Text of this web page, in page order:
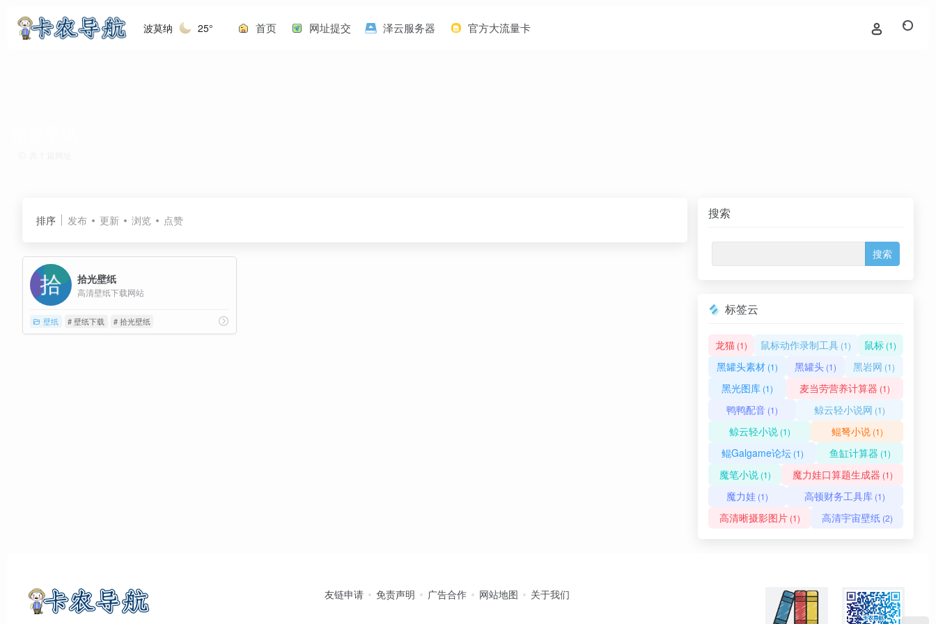
波莫纳 25° 首页 网址提交 泽云服务器 官方大流量卡
排序 发布 更新 浏览 点赞
拾光壁纸
高清壁纸下载网站
壁纸 # 壁纸下载 # 拾光壁纸
搜索
标签云
龙猫(1) 鼠标动作录制工具(1) 鼠标 (1)
黑罐头素材 (1) 黑罐头 (1) 黑岩网 (1)
黑光图库 (1) 麦当劳营养计算器 (1)
鸭鸭配音 (1) 鲸云轻小说网 (1)
鲸云轻小说(1) 鲲弩小说(1)
鲲Galgame论坛(1) 鱼缸计算器 (1)
魔笔小说(1) 魔力娃口算题生成器 (1)
魔力娃 (1) 高顿财务工具库 (1)
高清晰摄影图片(1) 高清宇宙壁纸(2)
友链申请 免责声明 广告合作 网站地图 关于我们